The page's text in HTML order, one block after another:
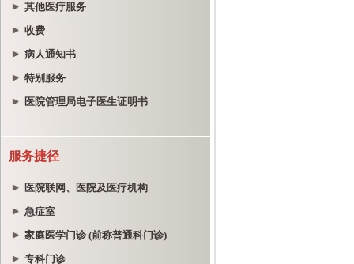
其他医疗服务
收费
病人通知书
特别服务
医院管理局电子医生证明书
服务捷径
医院联网、医院及医疗机构
急症室
家庭医学门诊 (前称普通科门诊)
专科门诊